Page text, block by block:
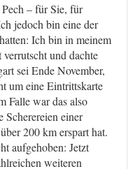
– für Sie, für
jedoch bin eine der
Ich bin in meinem
und dachte
sei Ende November,
um eine Eintrittskarte
Falle war das also
Scherereien einer
200 km erspart hat.
aufgehoben: Jetzt
weiteren